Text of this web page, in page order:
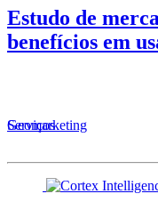
Estudo de
benefícios em
Serviços
Geomarketing